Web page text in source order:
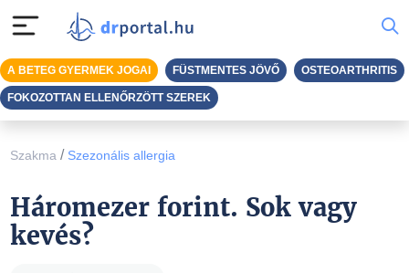
Szakma / Szezonális allergia
Háromezer forint. Sok vagy
kevés?
A BETEG GYERMEK JOGAI FÜSTMENTES JÖVŐ OSTEOARTHRITIS
FOKOZOTTAN ELLENŐRZÖTT SZEREK